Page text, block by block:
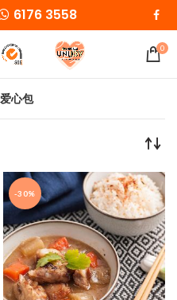
6176 3558
0
爱心包
-30%